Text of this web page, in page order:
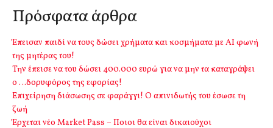
Πρόσφατα άρθρα
Έπεισαν παιδί να τους δώσει χρήματα και κοσμήματα με ΑΙ φωνή
της μητέρας του!
Την έπεισε να του δώσει 400.000 ευρώ για να μην τα καταγράψει
ο …δορυφόρος της εφορίας!
Επιχείρηση διάσωσης σε φαράγγι! Ο απινιδωτής του έσωσε τη
ζωή
Έρχεται νέο Market Pass – Ποιοι θα είναι δικαιούχοι